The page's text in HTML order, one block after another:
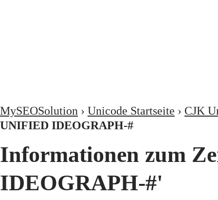
MySEOSolution › Unicode Startseite › CJK
UNIFIED IDEOGRAPH-#
Informationen zum
IDEOGRAPH-#'